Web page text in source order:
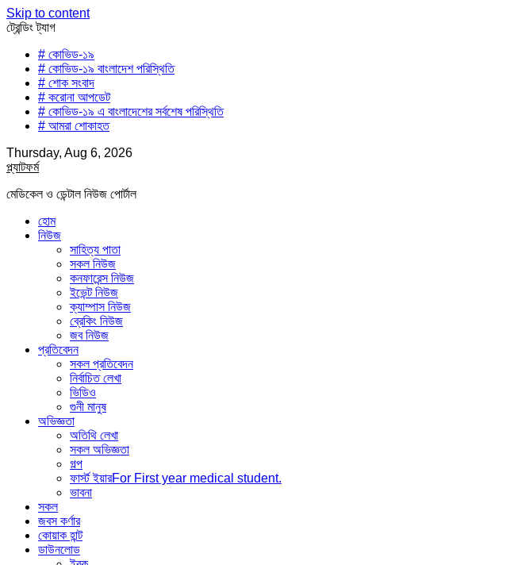
Skip to content
ট্রেন্ডিং ট্যাগ
# কোভিড-১৯
# কোভিড-১৯ বাংলাদেশ পরিস্থিতি
# শোক সংবাদ
# করোনা আপডেট
# কোভিড-১৯ এ বাংলাদেশের সর্বশেষ পরিস্থিতি
# আমরা শোকাহত
Thursday, Aug 6, 2026
প্ল্যাটফর্ম
মেডিকেল ও ডেন্টাল নিউজ পোর্টাল
হোম
নিউজ
সাহিত্য পাতা
সকল নিউজ
কনফারেন্স নিউজ
ইভেন্ট নিউজ
ক্যাম্পাস নিউজ
ব্রেকিং নিউজ
জব নিউজ
প্রতিবেদন
সকল প্রতিবেদন
নির্বাচিত লেখা
ভিডিও
গুনী মানুষ
অভিজ্ঞতা
অতিথি লেখা
সকল অভিজ্ঞতা
গল্প
ফার্স্ট ইয়ারFor First year medical student.
ভাবনা
সকল
জবস কর্ণার
কোয়াক হান্ট
ডাউনলোড